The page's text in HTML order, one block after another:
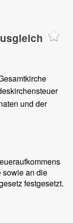
und der
sowie an die
festgesetzt.